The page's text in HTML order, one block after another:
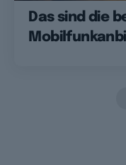
Das sind die